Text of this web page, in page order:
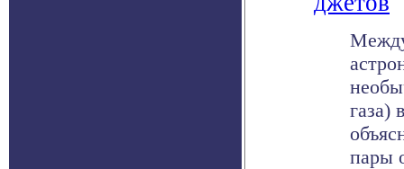
газа)
пары